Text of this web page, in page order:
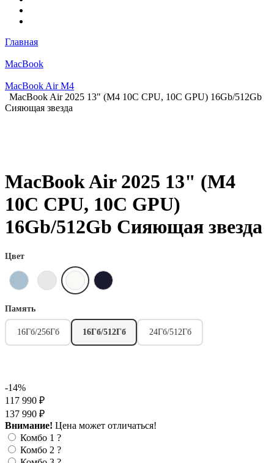
Главная
MacBook
MacBook Air M4
MacBook Air 2025 13" (М4 10C CPU, 10C GPU) 16Gb/512Gb
Сияющая звезда
MacBook Air 2025 13" (М4
10C CPU, 10C GPU)
16Gb/512Gb Сияющая звезда
Цвет
Память
16Гб/256Гб 16Гб/512Гб 24Гб/512Гб
-14%
117 990 ₽
137 990 ₽
Внимание! Цена может отличаться!
Комбо 1 ?
Комбо 2 ?